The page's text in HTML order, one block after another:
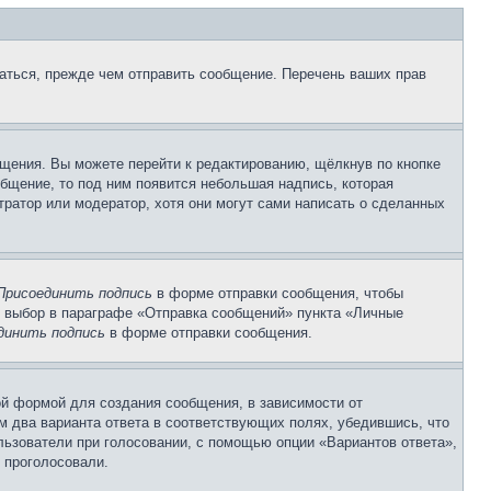
прежде чем отправить сообщение. Перечень ваших прав
Вы можете перейти к редактированию, щёлкнув по кнопке
то под ним появится небольшая надпись, которая
или модератор, хотя они могут сами написать о сделанных
подпись в форме отправки сообщения, чтобы
в параграфе «Отправка сообщений» пункта «Личные
подпись в форме отправки сообщения.
формой для создания сообщения, в зависимости от
варианта ответа в соответствующих полях, убедившись, что
при голосовании, с помощью опции «Вариантов ответа»,